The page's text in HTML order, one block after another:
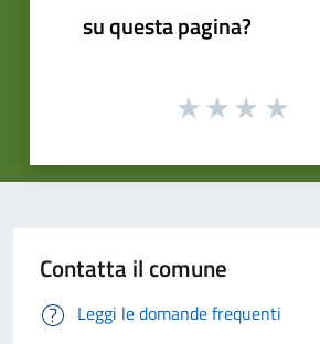
su questa pagina?
Contatta il comune
Leggi le domande frequenti